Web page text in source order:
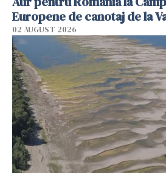
Europene de canotaj de la
02 AUGUST 2026